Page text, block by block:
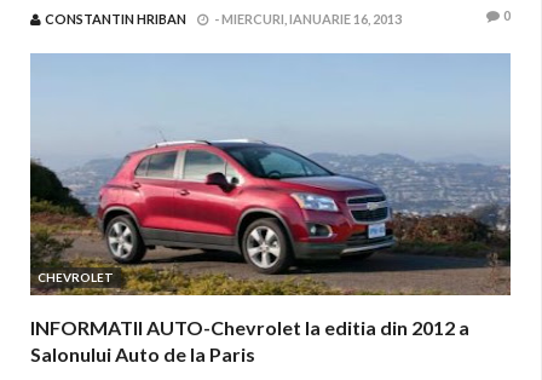
CONSTANTIN HRIBAN -MIERCURI, IANUARIE 16, 2013 0
CHEVROLET
INFORMATII AUTO-Chevrolet la editia din 2012 a
Salonului Auto de la Paris